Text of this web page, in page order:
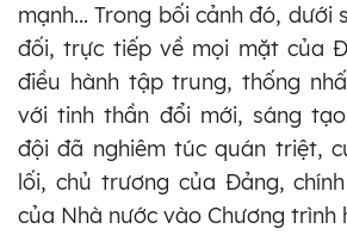
mạnh... Trong bối cảnh đó, dưới
đối, trực tiếp về mọi mặt của
điều hành tập trung, thống
với tinh thần đổi mới, sáng
đội đã nghiêm túc quán triệt,
lối, chủ trương của Đảng,
của Nhà nước vào Chương trình